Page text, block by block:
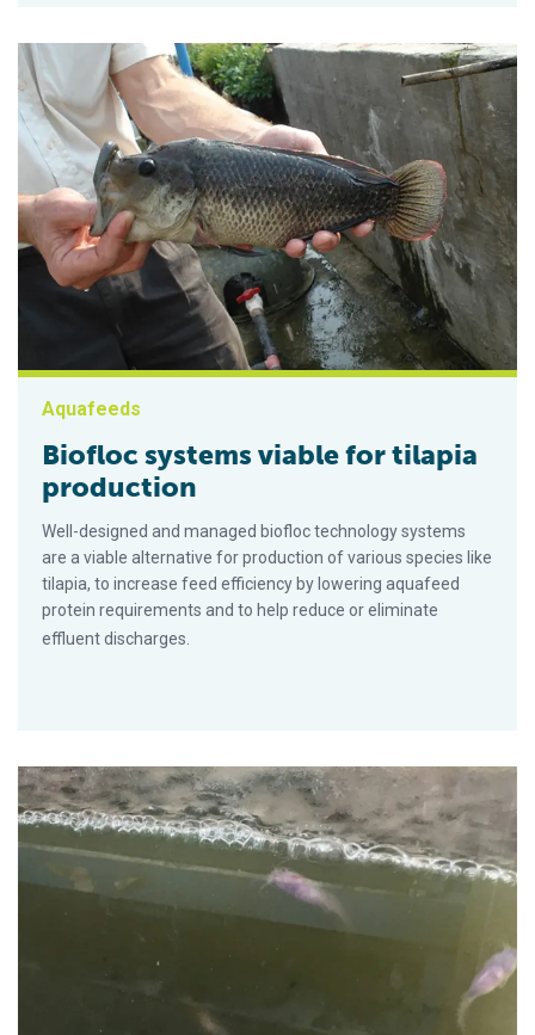
Aquafeeds
Biofloc systems viable for tilapia
production
Well-designed and managed biofloc technology systems
are a viable alternative for production of various species like
tilapia, to increase feed efficiency by lowering aquafeed
protein requirements and to help reduce or eliminate
effluent discharges.